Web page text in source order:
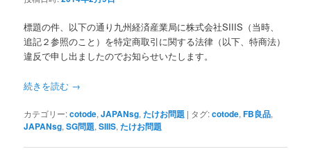
標題の件、以下の通り九州経済産業局に株式会社SIIIS（当時、
追記２参照のこと）を特定商取引に関する法律（以下、特商法）
違反で申し出ましたのでお知らせいたします。
続きを読む →
カテゴリー:cotode,JAPANsg,たけお問題 | タグ:cotode,FB良品,
JAPANsg,SG問題,SIIIS,たけお問題